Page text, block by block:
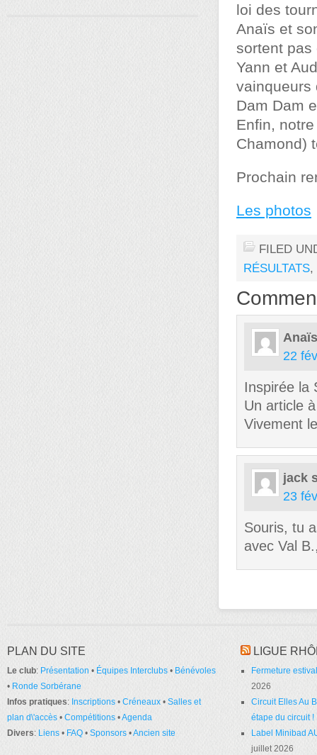
loi des
Anaïs et
sortent pas
Yann et
vainqueurs
Dam Dam
Enfin,
Chamond)
Prochain
Les photos
FILED
RÉSULTATS,
22
Inspirée la
Un article
Vivement
jack
23
Souris, tu
avec Val
PLAN DU SITE
Le club: Présentation • Équipes Interclubs • Bénévoles
• Ronde Sorbérane
Infos pratiques: Inscriptions • Créneaux • Salles et
plan d\'accès • Compétitions •Agenda
Divers: Liens • FAQ • Sponsors •Ancien site
LIGUE
Fermeture
2026
Circuit Elles Au
étape du circuit !
Label Minibad
juillet 2026